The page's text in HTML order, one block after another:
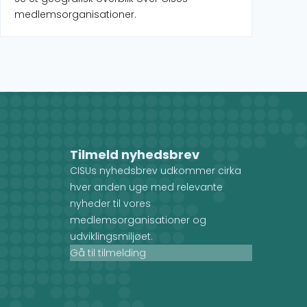
medlemsorganisationer.
Tilmeld nyhedsbrev
CISUs nyhedsbrev udkommer cirka
hver anden uge med relevante
nyheder til vores
medlemsorganisationer og
udviklingsmiljøet.
Gå til tilmelding